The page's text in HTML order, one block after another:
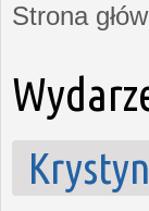
Jesteś tutaj
Strona